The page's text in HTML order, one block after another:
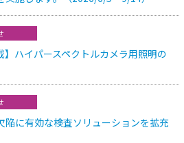
】ハイパースペクトルカメラ用照明の
陥に有効な検査ソリューションを拡充